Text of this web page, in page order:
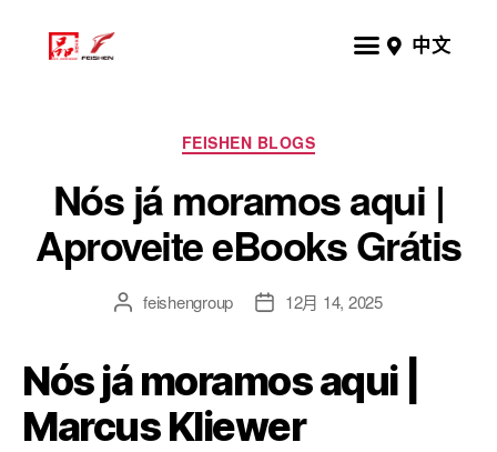
中文
FEISHEN BLOGS
Nós já moramos aqui |
Aproveite eBooks Grátis
feishengroup 12月 14, 2025
Nós já moramos aqui |
Marcus Kliewer